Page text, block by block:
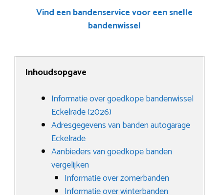
Vind een bandenservice voor een snelle
bandenwissel
Inhoudsopgave
Informatie over goedkope bandenwissel
Eckelrade (2026)
Adresgegevens van banden autogarage
Eckelrade
Aanbieders van goedkope banden
vergelijken
Informatie over zomerbanden
Informatie over winterbanden